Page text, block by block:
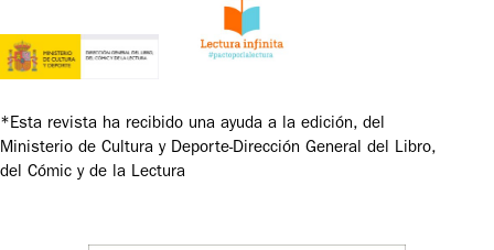
*Esta revista ha recibido una ayuda a la edición, del
Ministerio de Cultura y Deporte-Dirección General del Libro,
del Cómic y de la Lectura